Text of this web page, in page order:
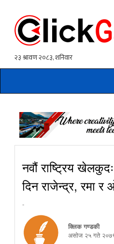
नवौं राष्ट्रिय
दिन राजेन्द्र, रमा र
-
क्लिक गण्डकी
असाेज २५ गते २०७९